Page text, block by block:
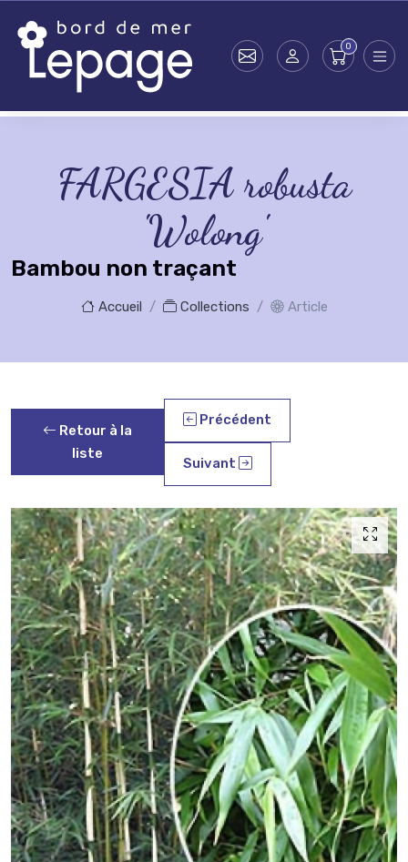
FARGESIA robusta
'Wolong'
Bambou non traçant
Accueil Collections Article
Retour à la
liste
Précédent
Suivant